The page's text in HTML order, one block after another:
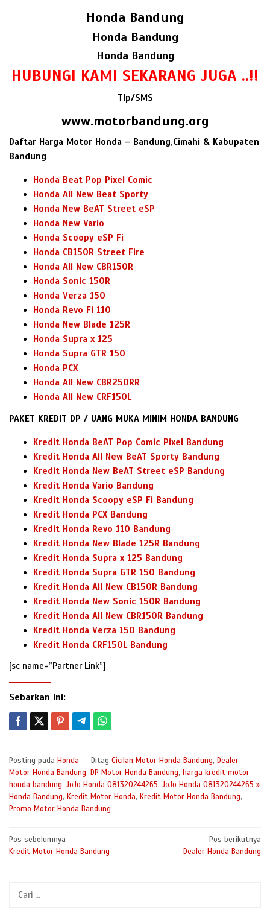
Honda Bandung
Honda Bandung
Honda Bandung
HUBUNGI KAMI SEKARANG JUGA ..!!
Tlp/SMS
www.motorbandung.org
Daftar Harga Motor Honda – Bandung,Cimahi & Kabupaten
Bandung
Honda Beat Pop Pixel Comic
Honda All New Beat Sporty
Honda New BeAT Street eSP
Honda New Vario
Honda Scoopy eSP Fi
Honda CB150R Street Fire
Honda All New CBR150R
Honda Sonic 150R
Honda Verza 150
Honda Revo Fi 110
Honda New Blade 125R
Honda Supra x 125
Honda Supra GTR 150
Honda PCX
Honda All New CBR250RR
Honda All New CRF150L
PAKET KREDIT DP / UANG MUKA MINIM HONDA BANDUNG
Kredit Honda BeAT Pop Comic Pixel Bandung
Kredit Honda All New BeAT Sporty Bandung
Kredit Honda New BeAT Street eSP Bandung
Kredit Honda Vario Bandung
Kredit Honda Scoopy eSP Fi Bandung
Kredit Honda PCX Bandung
Kredit Honda Revo 110 Bandung
Kredit Honda New Blade 125R Bandung
Kredit Honda Supra x 125 Bandung
Kredit Honda Supra GTR 150 Bandung
Kredit Honda All New CB150R Bandung
Kredit Honda New Sonic 150R Bandung
Kredit Honda All New CBR150R Bandung
Kredit Honda Verza 150 Bandung
Kredit Honda CRF150L Bandung
[sc name=”Partner Link”]
Sebarkan ini:
Posting pada Honda Ditag Cicilan Motor Honda Bandung, Dealer
Motor Honda Bandung, DP Motor Honda Bandung, harga kredit motor
honda bandung,JoJo Honda 081320244265,JoJo Honda 081320244265 »
Honda Bandung, Kredit Motor Honda, Kredit Motor Honda Bandung,
Promo Motor Honda Bandung
Navigasi
pos
Pos sebelumnya
Kredit Motor Honda Bandung
Pos berikutnya
Dealer Honda Bandung
Cari